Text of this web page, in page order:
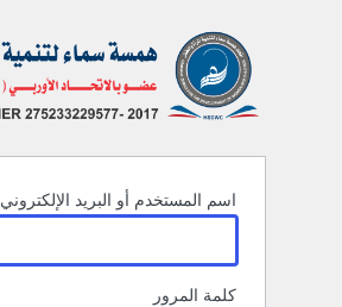
اسم المستخدم أو البريد الإلكتروني
كلمة المرور